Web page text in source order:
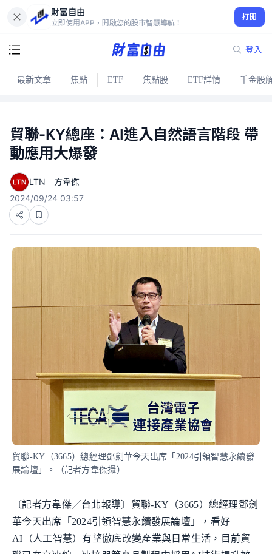
財富自由
立即使用APP，開啟您的股市智慧導航！
打開
登入
最新文章 焦點 ETF 焦點股 ETF詳情 千金股
貿聯-KY總座：AI進入自然語言階段 帶
動應用大爆發
LTN｜方韋傑
2024/09/24 03:57
貿聯-KY（3665）總經理鄧劍華今天出席「2024引領智慧永續發
展論壇」。（記者方韋傑攝）
〔記者方韋傑／台北報導〕貿聯-KY（3665）總經理鄧劍
華今天出席「2024引領智慧永續發展論壇」，看好
AI（人工智慧）有望徹底改變產業與日常生活，目前貿